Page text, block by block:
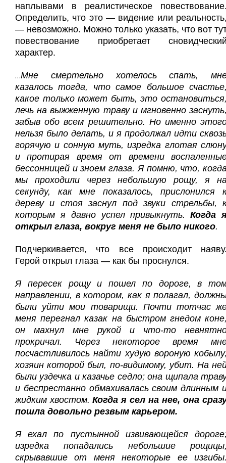
наплывами в реалистическое
Определить, что это — видение или
— невозможно. Можно только указать, что вот
повествование приобретает
характер.
…Мне смертельно хотелось спать,
казалось тогда, что самое большое
какое только может быть, это
лечь на выжженную траву и мгновенно
забыв обо всем решительно. Но именно
нельзя было делать, и я продолжал идти
горячую и сонную муть, изредка глотая
и протирая время от времени
бессонницей и зноем глаза. Я помню, что,
мы проходили через небольшую рощу, я
секунду, как мне показалось, прислонился
дереву и стоя заснул под звуки стрельбы,
которым я давно успел привыкнуть.
Когда
открыл глаза, вокруг меня не было никого.
Подчеркивается, что все происходит
Герой открыл глаза — как бы проснулся.
Я пересек рощу и пошел по дороге, в
направлении, в котором, как я полагал,
были уйти мои товарищи. Почти тотчас
меня перегнал казак на быстром гнедом
он махнул мне рукой и что-то
прокричал. Через некоторое время
посчастливилось найти худую вороную
хозяин которой был, по-видимому, убит. На
были уздечка и казачье седло; она щипала
и беспрестанно обмахивалась своим длинным
жидким хвостом. Когда я сел на нее, она
пошла довольно резвым карьером.
Я ехал по пустынной извивающейся
изредка попадались небольшие
скрывавшие от меня некоторые ее